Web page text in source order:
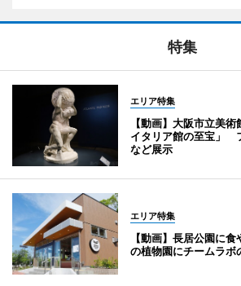
特集
エリア特集
【動画】大阪市立美
イタリア館の至宝」
など展示
エリア特集
【動画】長居公園に
の植物園にチームラボ